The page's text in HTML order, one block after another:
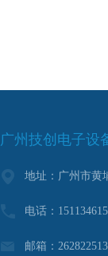
广州技创电子设
地址：广州市黄
电话：
邮箱：